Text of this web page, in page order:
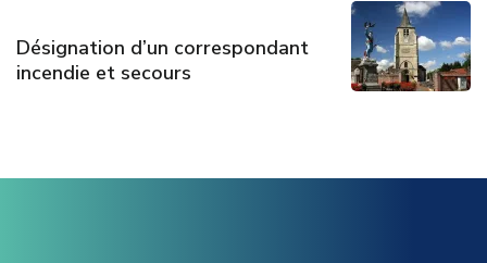
Désignation d’un correspondant
incendie et secours